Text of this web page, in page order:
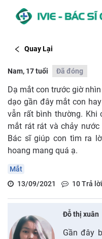
Quay Lại
Nam, 17 tuổi Đã đóng
Dạ mắt con trước giờ
dạo gần đây mắt con
vẫn rất bình thường. Khi
mắt rát rát và chảy
Bác sĩ giúp con tìm ra
hoang mang quá ạ.
Mắt
13/09/2021
10Trả lời
Đỗ thị xuân
Gần đây